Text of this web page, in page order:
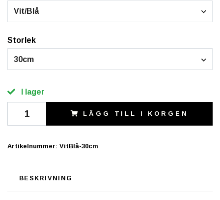
Vit/Blå
Storlek
30cm
I lager
LÄGG TILL I KORGEN
Artikelnummer: VitBlå-30cm
BESKRIVNING